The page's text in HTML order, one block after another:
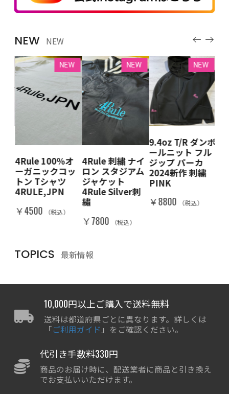
NEW NEW
NEW
4Rule 100％オ
ーガニックコッ
トン Tシャツ
4RULE,JPN
￥4500 （税込）
NEW
4Rule 刺繍 ナイ
ロン スタジアム
ジャケット
4Rule Silver刺
繡
￥7800 （税込）
NEW
9.4oz T/R ダンボ
ールニット フル
ジップ パーカ
2024新作 刺繍
PINK
￥8800 （税込）
TOPICS 最新情報
10,000円以上ご購入で送料無料
送料は都道府県ごとに異なります。詳しくは
「ご利用ガイド 」をご確認ください。
代引き手数料330円
商品のお届け時に、配送業者に商品と引き換え
でお支払いいただけます。